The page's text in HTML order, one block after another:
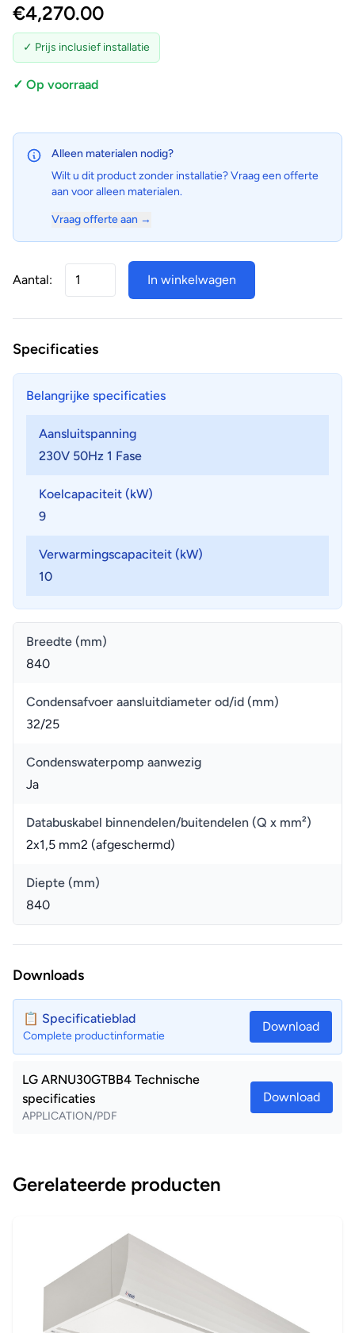
€4,270.00
✓ Prijs inclusief installatie
✓ Op voorraad
Alleen materialen nodig?
Wilt u dit product zonder installatie? Vraag een offerte
aan voor alleen materialen.
Vraag offerte aan →
Aantal: In winkelwagen
Specificaties
Belangrijke specificaties
Aansluitspanning
230V 50Hz 1 Fase
Koelcapaciteit (kW)
9
Verwarmingscapaciteit (kW)
10
Breedte (mm)
840
Condensafvoer aansluitdiameter od/id (mm)
32/25
Condenswaterpomp aanwezig
Ja
Databuskabel binnendelen/buitendelen (Q x mm²)
2x1,5 mm2 (afgeschermd)
Diepte (mm)
840
Downloads
📋 Specificatieblad
Complete productinformatie
Download
LG ARNU30GTBB4 Technische
specificaties
APPLICATION/PDF
Download
Gerelateerde producten